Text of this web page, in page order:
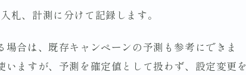
札、計測に分けて記録します。
合は、既存キャンペーンの予測も参考にできま
ますが、予測を確定値として扱わず、設定変更を